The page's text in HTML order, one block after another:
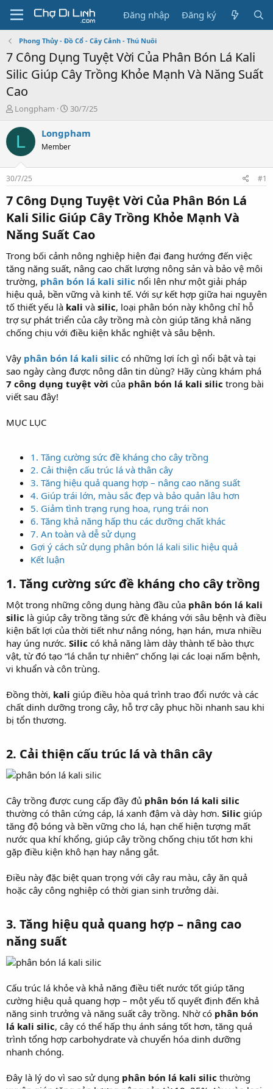
Đăng nhập Đăng ký
Phong Thủy - Đồ Cổ - Cây Cảnh - Thú Nuôi
7 Công Dụng Tuyệt Vời Của Phân Bón Lá Kali
Silic Giúp Cây Trồng Khỏe Mạnh Và Năng Suất
Cao
T
r
a
s
t
a
r
t
e
r
Longpham
N
à
30/7/25
L Longpham
Member
30/7/25 #1
7 Công Dụng Tuyệt Vời Của Phân Bón Lá
Kali Silic Giúp Cây Trồng Khỏe Mạnh Và
Năng Suất Cao
Trong bối cảnh nông nghiệp hiện đại đang hướng đến việc
tăng năng suất, nâng cao chất lượng nông sản và bảo vệ môi
trường, phân bón lá kali silic nổi lên như một giải pháp
hiệu quả, bền vững và kinh tế. Với sự kết hợp giữa hai nguyên
tố thiết yếu là kali và silic, loại phân bón này không chỉ hỗ
trợ sự phát triển của cây trồng mà còn giúp tăng khả năng
chống chịu với điều kiện khắc nghiệt và sâu bệnh.
Vậy phân bón lá kali silic có những lợi ích gì nổi bật và tại
sao ngày càng được nông dân tin dùng? Hãy cùng khám phá
7 công dụng tuyệt vời của phân bón lá kali silic trong bài
viết sau đây!
MỤC LỤC
1. Tăng cường sức đề kháng cho cây trồng
2. Cải thiện cấu trúc lá và thân cây
3. Tăng hiệu quả quang hợp – nâng cao năng suất
4. Giúp trái lớn, màu sắc đẹp và bảo quản lâu hơn
5. Giảm tình trạng rụng hoa, rụng trái non
6. Tăng khả năng hấp thu các dưỡng chất khác
7. An toàn và dễ sử dụng
Gợi ý cách sử dụng phân bón lá kali silic hiệu quả
Kết luận
1. Tăng cường sức đề kháng cho cây trồng
Một trong những công dụng hàng đầu của phân bón lá kali
silic là giúp cây trồng tăng sức đề kháng với sâu bệnh và điều
kiện bất lợi của thời tiết như nắng nóng, hạn hán, mưa nhiều
hay úng nước. Silic có khả năng làm dày thành tế bào thực
vật, từ đó tạo “lá chắn tự nhiên” chống lại các loại nấm bệnh,
vi khuẩn và côn trùng.
Đồng thời, kali giúp điều hòa quá trình trao đổi nước và các
chất dinh dưỡng trong cây, hỗ trợ cây phục hồi nhanh sau khi
bị tổn thương.
2. Cải thiện cấu trúc lá và thân cây
Cây trồng được cung cấp đầy đủ phân bón lá kali silic
thường có thân cứng cáp, lá xanh đậm và dày hơn. Silic giúp
tăng độ bóng và bền vững cho lá, hạn chế hiện tượng mất
nước qua khí khổng, giúp cây trồng chống chịu tốt hơn khi
gặp điều kiện khô hạn hay nắng gắt.
Điều này đặc biệt quan trọng với cây rau màu, cây ăn quả
hoặc cây công nghiệp có thời gian sinh trưởng dài.
3. Tăng hiệu quả quang hợp – nâng cao
năng suất
Cấu trúc lá khỏe và khả năng điều tiết nước tốt giúp tăng
cường hiệu quả quang hợp – một yếu tố quyết định đến khả
năng sinh trưởng và năng suất cây trồng. Nhờ có phân bón
lá kali silic, cây có thể hấp thụ ánh sáng tốt hơn, tăng quá
trình tổng hợp carbohydrate và chuyển hóa dinh dưỡng
nhanh chóng.
Đây là lý do vì sao sử dụng phân bón lá kali silic thường